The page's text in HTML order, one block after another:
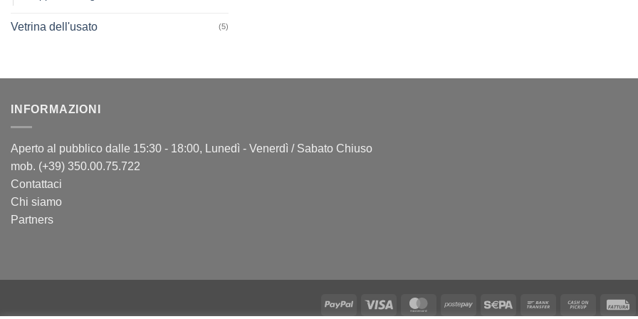
Vetrina dell'usato (5)
INFORMAZIONI
Aperto al pubblico dalle 15:30 - 18:00, Lunedì - Venerdì / Sabato Chiuso
mob. (+39) 350.00.75.722
Contattaci
Chi siamo
Partners
PayPal Visa MasterCardPostepay Sepa
Bank
Cash